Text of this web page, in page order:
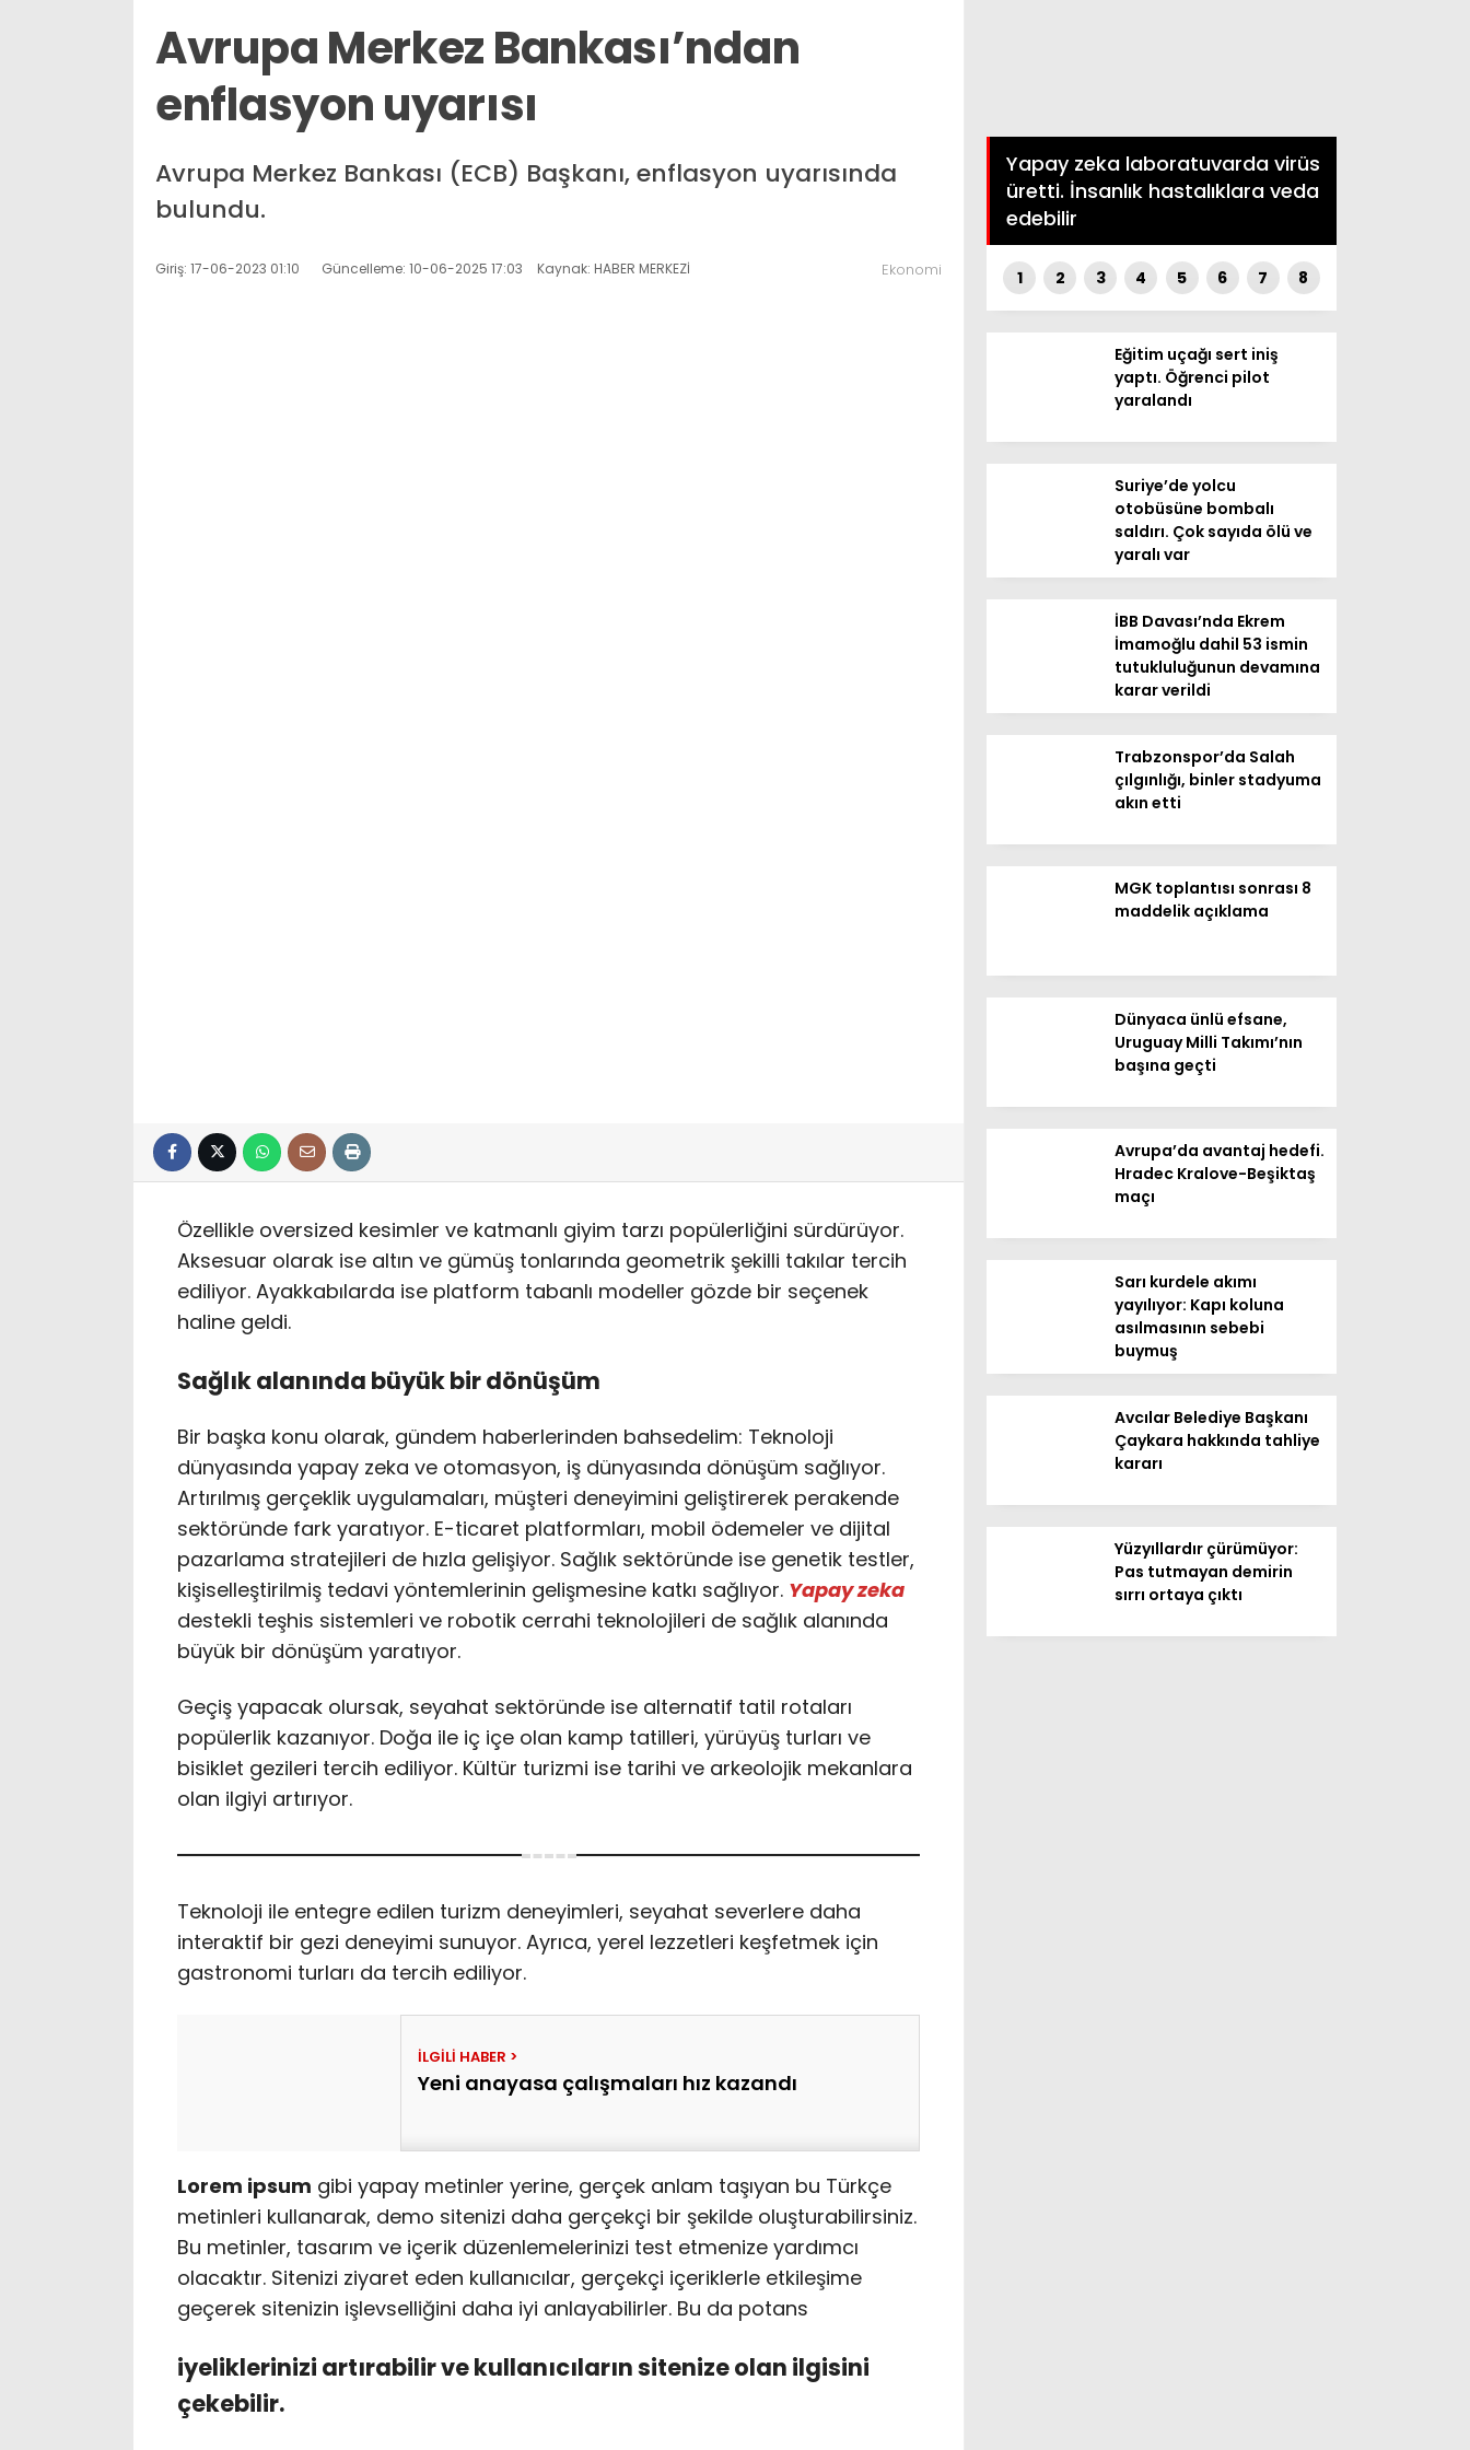
Avrupa Merkez Bankası’ndan
enflasyon uyarısı
Avrupa Merkez Bankası (ECB) Başkanı, enflasyon uyarısında
bulundu.
Giriş: 17-06-2023 01:10 Güncelleme: 10-06-2025 17:03 Kaynak: HABER MERKEZİ Ekonomi
Özellikle oversized kesimler ve katmanlı giyim tarzı popülerliğini sürdürüyor.
Aksesuar olarak ise altın ve gümüş tonlarında geometrik şekilli takılar tercih
ediliyor. Ayakkabılarda ise platform tabanlı modeller gözde bir seçenek
haline geldi.
Sağlık alanında büyük bir dönüşüm
Bir başka konu olarak, gündem haberlerinden bahsedelim: Teknoloji
dünyasında yapay zeka ve otomasyon, iş dünyasında dönüşüm sağlıyor.
Artırılmış gerçeklik uygulamaları, müşteri deneyimini geliştirerek perakende
sektöründe fark yaratıyor. E-ticaret platformları, mobil ödemeler ve dijital
pazarlama stratejileri de hızla gelişiyor. Sağlık sektöründe ise genetik testler,
kişiselleştirilmiş tedavi yöntemlerinin gelişmesine katkı sağlıyor. Yapay zeka
destekli teşhis sistemleri ve robotik cerrahi teknolojileri de sağlık alanında
büyük bir dönüşüm yaratıyor.
Geçiş yapacak olursak, seyahat sektöründe ise alternatif tatil rotaları
popülerlik kazanıyor. Doğa ile iç içe olan kamp tatilleri, yürüyüş turları ve
bisiklet gezileri tercih ediliyor. Kültür turizmi ise tarihi ve arkeolojik mekanlara
olan ilgiyi artırıyor.
Teknoloji ile entegre edilen turizm deneyimleri, seyahat severlere daha
interaktif bir gezi deneyimi sunuyor. Ayrıca, yerel lezzetleri keşfetmek için
gastronomi turları da tercih ediliyor.
Yeni anayasa çalışmaları hız kazandı
Lorem ipsum gibi yapay metinler yerine, gerçek anlam taşıyan bu Türkçe
metinleri kullanarak, demo sitenizi daha gerçekçi bir şekilde oluşturabilirsiniz.
Bu metinler, tasarım ve içerik düzenlemelerinizi test etmenize yardımcı
olacaktır. Sitenizi ziyaret eden kullanıcılar, gerçekçi içeriklerle etkileşime
geçerek sitenizin işlevselliğini daha iyi anlayabilirler. Bu da potans
iyeliklerinizi artırabilir ve kullanıcıların sitenize olan ilgisini
çekebilir.
Yapay zeka laboratuvarda virüs
üretti. İnsanlık hastalıklara veda
edebilir
1 2 3 4 5 6 7 8
Eğitim uçağı sert iniş
yaptı. Öğrenci pilot
yaralandı
Suriye’de yolcu
otobüsüne bombalı
saldırı. Çok sayıda ölü ve
yaralı var
İBB Davası’nda Ekrem
İmamoğlu dahil 53 ismin
tutukluluğunun devamına
karar verildi
Trabzonspor’da Salah
çılgınlığı, binler stadyuma
akın etti
MGK toplantısı sonrası 8
maddelik açıklama
Dünyaca ünlü efsane,
Uruguay Milli Takımı’nın
başına geçti
Avrupa’da avantaj hedefi.
Hradec Kralove-Beşiktaş
maçı
Sarı kurdele akımı
yayılıyor: Kapı koluna
asılmasının sebebi
buymuş
Avcılar Belediye Başkanı
Çaykara hakkında tahliye
kararı
Yüzyıllardır çürümüyor:
Pas tutmayan demirin
sırrı ortaya çıktı